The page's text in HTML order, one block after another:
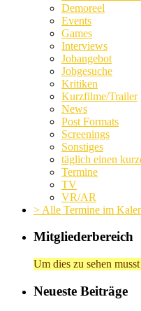
Demoreel
Events
Games
Interviews
Jobangebot
Jobgesuche
Kritiken
Kurzfilme/Trailer
News
Post Formats
Screenings
Sonstiges
täglich einen
Termine
TV
VR/AR
> Alle Termine im
Mitgliederbereich
Um dies zu sehen
Neueste Beiträge